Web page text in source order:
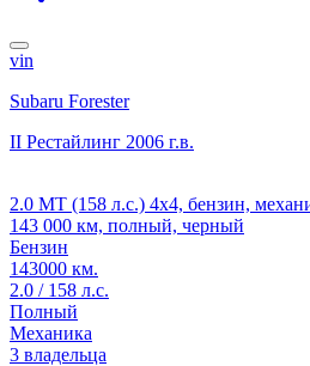
vin
Subaru Forester
II Рестайлинг 2006 г.в.
2.0 MT (158 л.с.) 4x4, бензин,
143 000 км, полный, черный
Бензин
143000 км.
2.0 / 158 л.с.
Полный
Механика
3 владельца